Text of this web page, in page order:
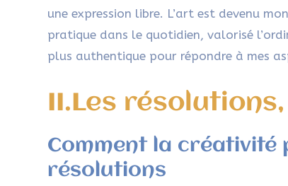
une expression libre. L’art est devenu
pratique dans le quotidien, valorisé
plus authentique pour répondre à mes
II.Les
Comment la
résolutions